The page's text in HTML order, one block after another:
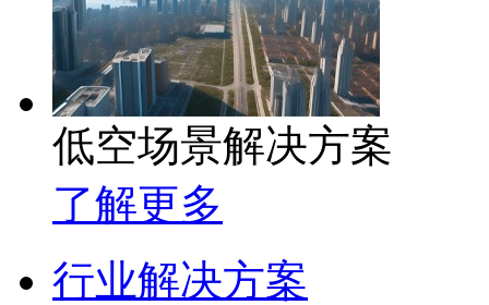
低空场景解决方案
了解更多
行业解决方案